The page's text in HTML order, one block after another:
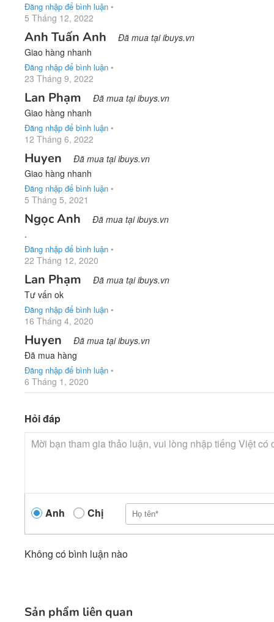
Đăng nhập để bình luận •
5 Tháng 12, 2022
Anh Tuấn Anh Đã mua tại ibuys.vn
Giao hàng nhanh
Đăng nhập để bình luận •
23 Tháng 9, 2022
Lan Phạm Đã mua tại ibuys.vn
Giao hàng nhanh
Đăng nhập để bình luận •
12 Tháng 6, 2022
Huyen Đã mua tại ibuys.vn
Giao hàng nhanh
Đăng nhập để bình luận •
5 Tháng 5, 2021
Ngọc Anh Đã mua tại ibuys.vn
.
Đăng nhập để bình luận •
22 Tháng 12, 2020
Lan Phạm Đã mua tại ibuys.vn
Tư vấn ok
Đăng nhập để bình luận •
16 Tháng 4, 2020
Huyen Đã mua tại ibuys.vn
Đã mua hàng
Đăng nhập để bình luận •
6 Tháng 1, 2020
Hỏi đáp
Anh Chị
Không có bình luận nào
Sản phẩm liên quan